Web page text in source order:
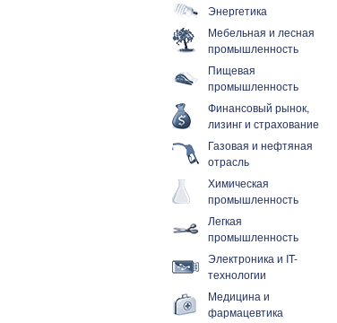
Энергетика
Мебельная и лесная
промышленность
Пищевая
промышленность
Финансовый рынок,
лизинг и страхование
Газовая и нефтяная
отрасль
Химическая
промышленность
Легкая
промышленность
Электроника и IT-
технологии
Медицина и
фармацевтика